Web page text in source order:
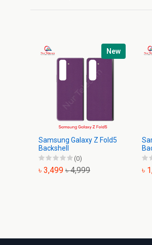
New
Samsung Galaxy Z Fold5
Backshell
(0)
৳ 3,499 ৳ 4,999 ৳